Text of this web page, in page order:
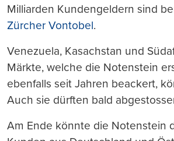
Milliarden Kundengeldern sind
Zürcher Vontobel.
Venezuela, Kasachstan und
Märkte, welche die Notenstein
ebenfalls seit Jahren beackert,
Auch sie dürften bald
Am Ende könnte die Notenstein